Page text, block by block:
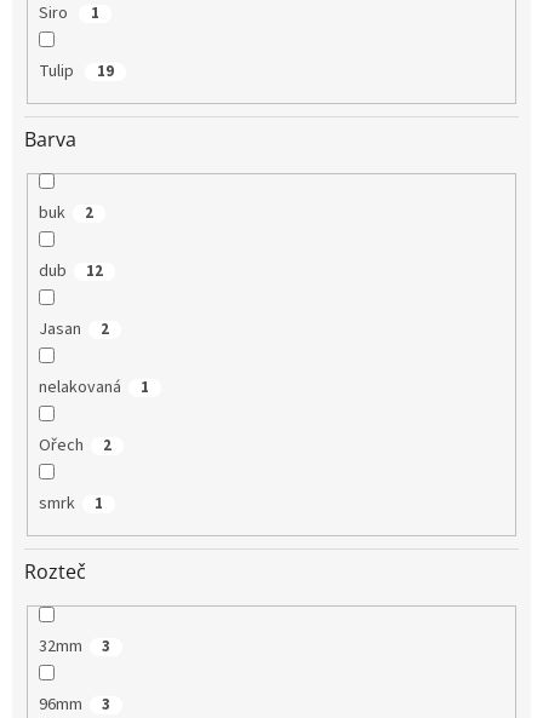
Siro 1
Tulip 19
Barva
buk 2
dub 12
Jasan 2
nelakovaná 1
Ořech 2
smrk 1
Rozteč
32mm 3
96mm 3